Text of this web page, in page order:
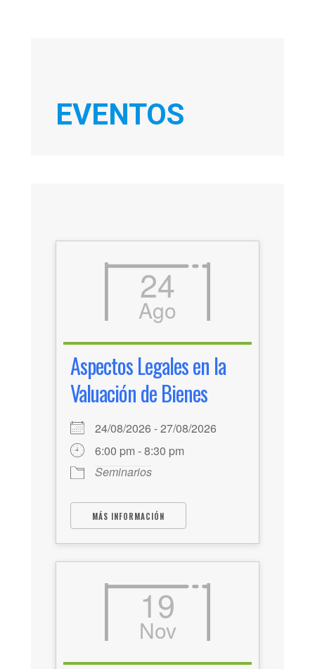
EVENTOS
24
Ago
Aspectos Legales en la
Valuación de Bienes
24/08/2026 - 27/08/2026
6:00 pm - 8:30 pm
Seminarios
MÁS INFORMACIÓN
19
Nov